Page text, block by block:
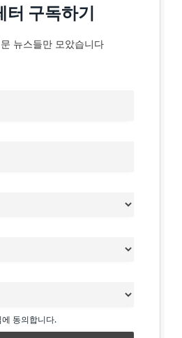
터 구독하기
뉴스들만 모았습니다
동의합니다.